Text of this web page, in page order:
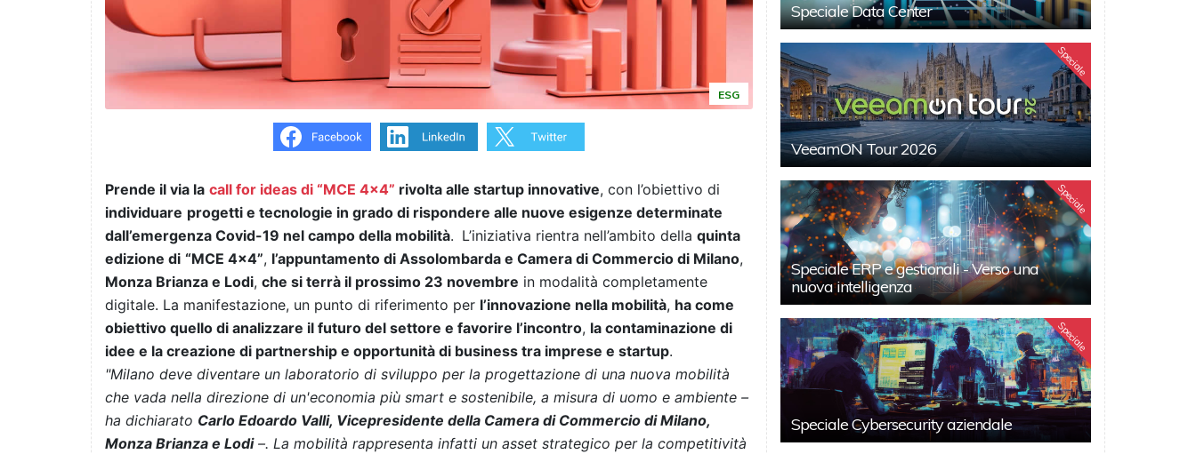
ESG
Prende il via la call for ideas di “MCE 4x4” rivolta alle startup innovative, con l’obiettivo di
individuare progetti e tecnologie in grado di rispondere alle nuove esigenze determinate
dall’emergenza Covid-19 nel campo della mobilità. L’iniziativa rientra nell’ambito della quinta
edizione di “MCE 4x4”, l’appuntamento di Assolombarda e Camera di Commercio di Milano,
Monza Brianza e Lodi, che si terrà il prossimo 23 novembre in modalità completamente
digitale. La manifestazione, un punto di riferimento per l’innovazione nella mobilità, ha come
obiettivo quello di analizzare il futuro del settore e favorire l’incontro, la contaminazione di
idee e la creazione di partnership e opportunità di business tra imprese e startup.
"Milano deve diventare un laboratorio di sviluppo per la progettazione di una nuova mobilità
che vada nella direzione di un'economia più smart e sostenibile, a misura di uomo e ambiente –
ha dichiarato Carlo Edoardo Valli, Vicepresidente della Camera di Commercio di Milano,
Monza Brianza e Lodi–. La mobilità rappresenta infatti un asset strategico per la competitività
Speciale Data Center
Speciale
VeeamON Tour 2026
Speciale
Speciale ERP e gestionali - Verso una
nuova intelligenza
Speciale
Speciale Cybersecurity aziendale